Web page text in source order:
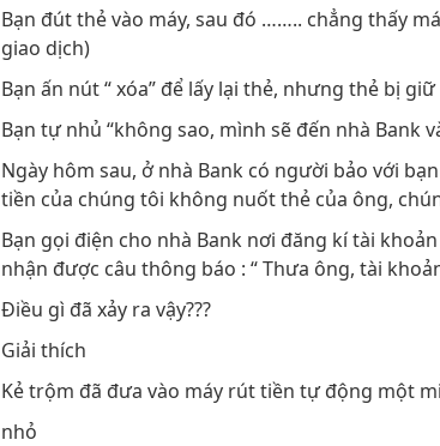
Bạn đút thẻ vào máy, sau đó …….. chẳng thấy
giao dịch)
Bạn ấn nút “ xóa” để lấy lại thẻ, nhưng thẻ bị
Bạn tự nhủ “không sao, mình sẽ đến nhà Bank
Ngày hôm sau, ở nhà Bank có người bảo với
tiền của chúng tôi không nuốt thẻ của ông,
Bạn gọi điện cho nhà Bank nơi đăng kí tài
nhận được câu thông báo : “ Thưa ông, tài
Điều gì đã xảy ra vậy???
Giải thích
Kẻ trộm đã đưa vào máy rút tiền tự động một
nhỏ